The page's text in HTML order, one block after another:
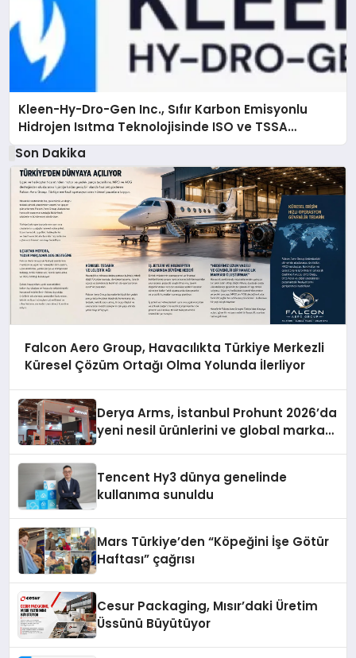
Kleen-Hy-Dro-Gen Inc., Sıfır Karbon Emisyonlu
Hidrojen Isıtma Teknolojisinde ISO ve TSSA
Düzenleyici Onaylarını Aldı
Son Dakika
Falcon Aero Group, Havacılıkta Türkiye Merkezli
Küresel Çözüm Ortağı Olma Yolunda İlerliyor
Derya Arms, İstanbul Prohunt 2026’da
yeni nesil ürünlerini ve global marka
Tencent Hy3 dünya genelinde
kullanıma sunuldu
Mars Türkiye’den “Köpeğini İşe Götür
Haftası” çağrısı
Cesur Packaging, Mısır’daki Üretim
Üssünü Büyütüyor